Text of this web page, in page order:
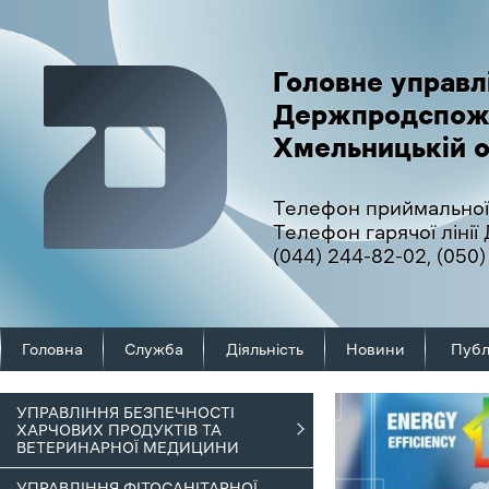
Головне
Хмельницькій
Телефон
Телефон гарячої
(044) 244-82-02,
Головна Служба Діяльність Новини
УПРАВЛІННЯ БЕЗПЕЧНОСТІ
ХАРЧОВИХ ПРОДУКТІВ ТА
ВЕТЕРИНАРНОЇ МЕДИЦИНИ